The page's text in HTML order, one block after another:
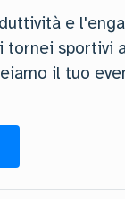
e
tornei sportivi
il tuo